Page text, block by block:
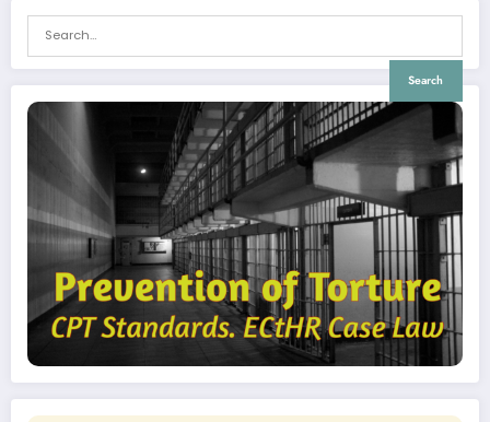
Search